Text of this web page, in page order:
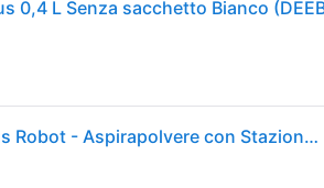
ECOVACS DEEBOT N20 Plus Robot - Aspirapolvere con Stazione, 8000 Pa, Pulizia Senza Sforzo per 45 Giorni, Spazzola Antigroviglio, Durata 300 min, Arrampicata da 20 mm